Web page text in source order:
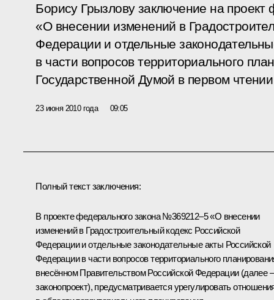
Борису Грызлову заключение на проект
«О внесении изменений в
Федерации и отдельные
в части вопросов территориального
Государственной Думой в первом
23 июня 2010 года 09:05
Полный текст заключения:
В проекте федерального закона №369212–5 «О внесении
изменений в Градостроительный кодекс Российской
Федерации и отдельные законодательные акты Российской
Федерации в части вопросов территориального
внесённом Правительством Российской Федерации (далее –
законопроект), предусматривается урегулировать